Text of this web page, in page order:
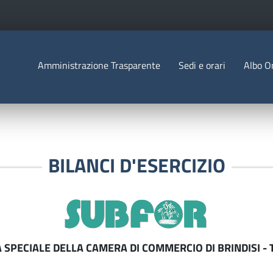
D'ITALIA
Menu Statico
Amministrazione Trasparente Sedi e orari Albo
BILANCI D'ESERCIZIO
DELLA CAMERA DI COMMERCIO DI BRINDISI -